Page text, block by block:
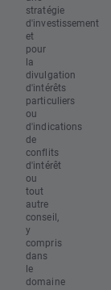
stratégie
d'investissement
et
pour
la
divulgation
d'intérêts
particuliers
ou
d'indications
de
conflits
d'intérêt
ou
tout
autre
conseil,
y
compris
dans
le
domaine